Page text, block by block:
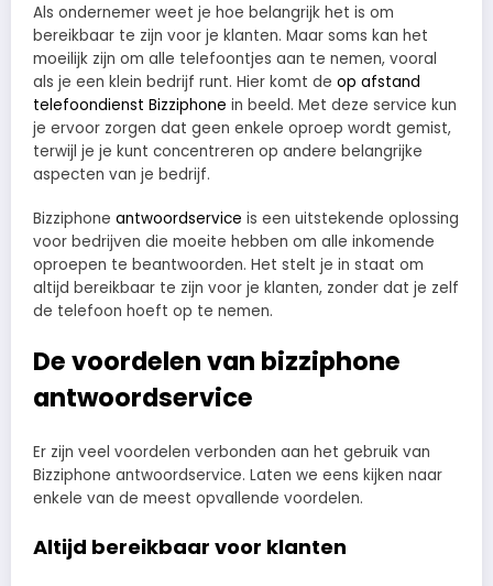
Als ondernemer weet je hoe belangrijk het is om
bereikbaar te zijn voor je klanten. Maar soms kan het
moeilijk zijn om alle telefoontjes aan te nemen, vooral
als je een klein bedrijf runt. Hier komt de op afstand
telefoondienst Bizziphone in beeld. Met deze service kun
je ervoor zorgen dat geen enkele oproep wordt gemist,
terwijl je je kunt concentreren op andere belangrijke
aspecten van je bedrijf.
Bizziphone antwoordservice is een uitstekende oplossing
voor bedrijven die moeite hebben om alle inkomende
oproepen te beantwoorden. Het stelt je in staat om
altijd bereikbaar te zijn voor je klanten, zonder dat je zelf
de telefoon hoeft op te nemen.
De voordelen van bizziphone
antwoordservice
Er zijn veel voordelen verbonden aan het gebruik van
Bizziphone antwoordservice. Laten we eens kijken naar
enkele van de meest opvallende voordelen.
Altijd bereikbaar voor klanten